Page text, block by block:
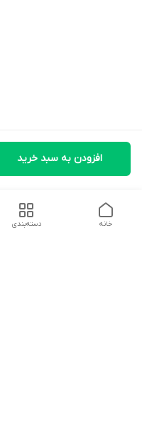
افزودن به سبد خرید
دسته‌بندی خانه